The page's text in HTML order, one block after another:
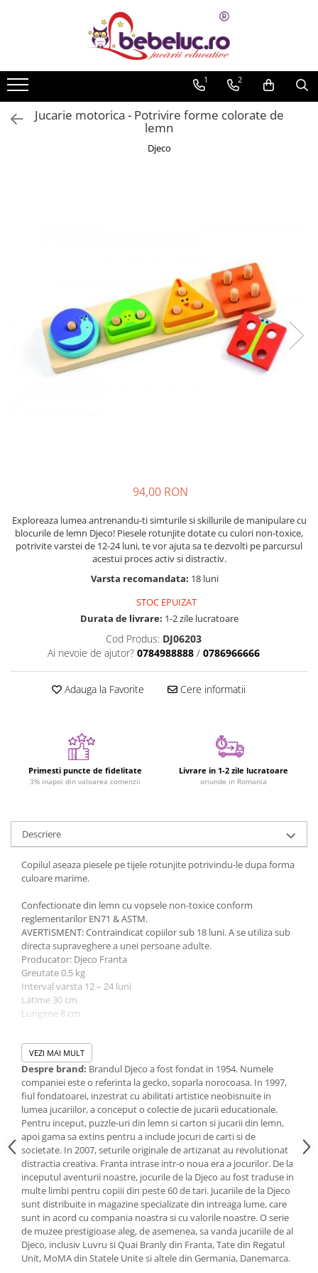
Toate Produsele
Jucarii pe varste
Jucarii educative
Set constructie copii
Seturi de desen
Seturi de pictura pentru copii
Tatuaje Copii
Nisip kinetic
Banc de lucru pentru copii
Papusi de mana
Bormasina magica
Papusi si Bebelusi Reborn
Jucarii cu Dinozauri
Figurine cu animale domestice
Figurine plus
Jucarii Montessori
Nevoi speciale si sindrom Down
Jucarii cu alfabet
Seturi Numberblocks
Jucarii de motricitate
Jucarii fructe si legume
Puzzle-uri
Puzzle clasic
Puzzle incastru
Puzzle de podea
IQ puzzle
Jucarii bebelusi
Jucarii de baie
Zornaitoare
Jucarii dentitie
Jucarii senzoriale
Jucarii motrice pentru bebelusi
Saltele de activitati pentru bebe
Jucarii de sortat
Jucarii muzicale bebelusi
Puzzle bebelusi
Jocuri educative
Jocuri STEM
Jocuri Magnetice
Jocuri de societate
Jocuri de logica
1 2
Jucarie motorica - Potrivire forme colorate de
lemn
Djeco
94,00 RON
Exploreaza lumea antrenandu-ti simturile si skillurile de manipulare cu
blocurile de lemn Djeco! Piesele rotunjite dotate cu culori non-toxice,
potrivite varstei de 12-24 luni, te vor ajuta sa te dezvolti pe parcursul
acestui proces activ si distractiv.
Varsta recomandata: 18 luni
STOC EPUIZAT
Durata de livrare: 1-2 zile lucratoare
Cod Produs: DJ06203
Ai nevoie de ajutor? 0784988888 / 0786966666
Adauga la Favorite Cere informatii
Primesti puncte de fidelitate
3% inapoi din valoarea comenzii
Livrare in 1-2 zile lucratoare
oriunde in Romania
Descriere
Copilul aseaza piesele pe tijele rotunjite potrivindu-le dupa forma
culoare marime.
Confectionate din lemn cu vopsele non-toxice conform
reglementarilor EN71 & ASTM.
AVERTISMENT: Contraindicat copiilor sub 18 luni. A se utiliza sub
directa supraveghere a unei persoane adulte.
Producator: Djeco Franta
Greutate 0.5 kg
Interval varsta 12 – 24 luni
Latime 30 cm
Lungime 8 cm
Varsta +18 luni - Acest reper este nou si comercializat in ambalajul
original pus la dispozitie de catre producator. Imaginile
disponibile au caracter orientativ si informativ. Nuanta, tonul si
intensitatea culorii din pozele produsului pot varia in functie de
ecranul de pe care se vizualizeaza magazinul online.
VEZI MAI MULT
Despre brand: Brandul Djeco a fost fondat in 1954. Numele
companiei este o referinta la gecko, soparla norocoasa. In 1997,
fiul fondatoarei, inzestrat cu abilitati artistice neobisnuite in
lumea jucariilor, a conceput o colectie de jucarii educationale.
Pentru inceput, puzzle-uri din lemn si carton si jucarii din lemn,
apoi gama sa extins pentru a include jocuri de carti si de
societate. In 2007, seturile originale de artizanat au revolutionat
distractia creativa. Franta intrase intr-o noua era a jocurilor. De la
inceputul aventurii noastre, jocurile de la Djeco au fost traduse in
multe limbi pentru copiii din peste 60 de tari. Jucariile de la Djeco
sunt distribuite in magazine specializate din intreaga lume, care
sunt in acord cu compania noastra si cu valorile noastre. O serie
de muzee prestigioase aleg, de asemenea, sa vanda jucariile de al
Djeco, inclusiv Luvru si Quai Branly din Franta, Tate din Regatul
Unit, MoMA din Statele Unite si altele din Germania, Danemarca.